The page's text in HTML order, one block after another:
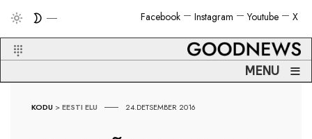
X
Youtube
Instagram
Facebook
MENU ≡
KODU >EESTI ELU 24.DETSEMBER 2016